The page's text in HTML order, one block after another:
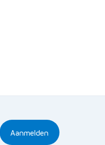
Aanmelden